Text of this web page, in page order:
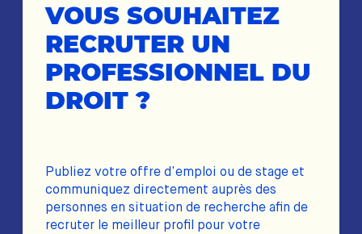
VOUS SOUHAITEZ
RECRUTER UN
PROFESSIONNEL DU
DROIT ?
Publiez votre offre d’emploi ou de stage et
communiquez directement auprès des
personnes en situation de recherche afin de
recruter le meilleur profil pour votre